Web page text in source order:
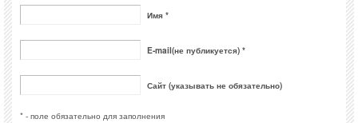
Имя *
E-mail(не публикуется) *
Сайт (указывать не обязательно)
* - поле обязательно для заполнения